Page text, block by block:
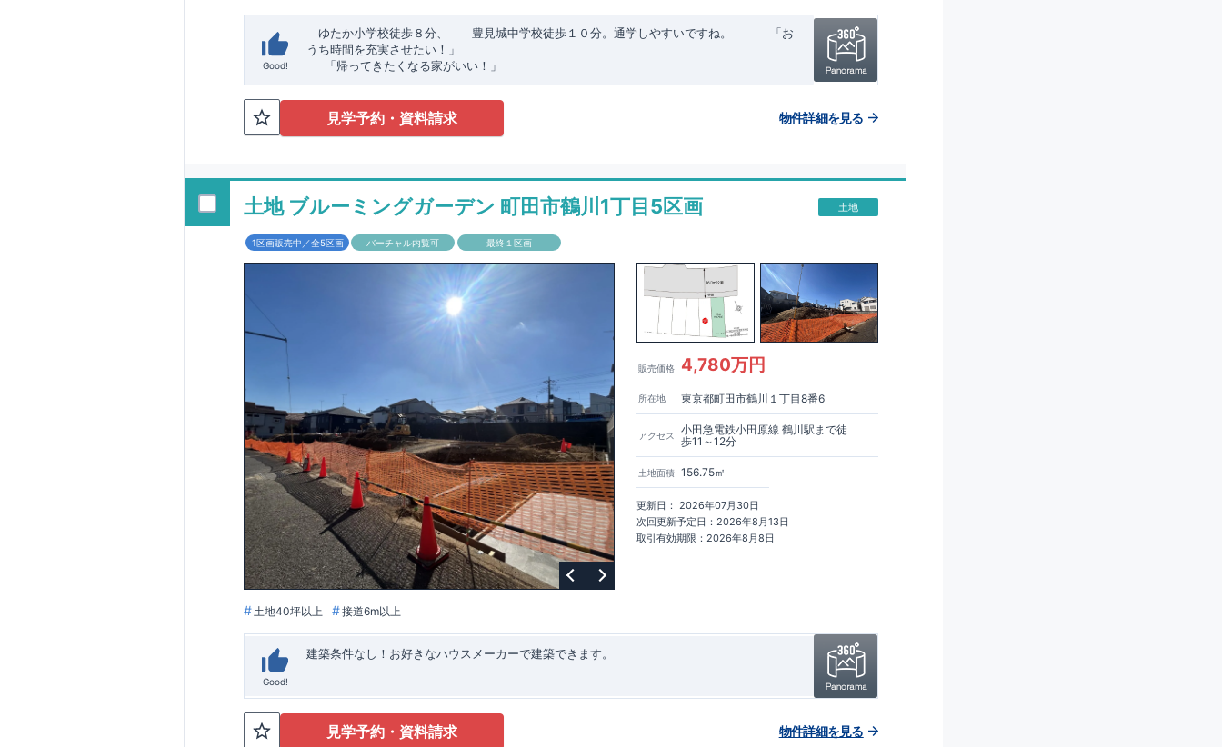
Good!
ゆたか小学校徒歩８分、 豊見城中学校徒歩１０分。通学しやすいですね。
「お
うち時間を充実させたい！」
「帰ってきたくなる家がいい！」
TEL:098-860-2201（火・水曜日定休日、年末年始休み）
配ボックス・玄関電子キー・浴室換気乾燥機・防犯ガラス
■１階廻りの構造材は防腐・防蟻性を確保するため、構造用集成材にヒノキを使用しておりま
す！
■長期優良住宅もっと詳しく 「いい家を作って、きちんと手入れをして、長く大切に使う」
という考え方の下、 国が定めた7つの厳しい技術基準をクリアした物件だけが認定を受けられ
長期優良住宅として認定を受けるためには、国が定めた下記
つの技術基準をクリアする必要
があります。東栄住宅は全棟でクリア！①耐震性②劣化対策③維持管理性④住戸面積⑤省エネ
ルギー性⑥居住環境⑦維持保全管理
そのほかの魅力として、住宅ローン金利優遇、固定資産税の減税、中古市場での売却時にも有
「設計」と「建設」のダブルで
性能を評価されています！図面を第三者機関へ提出します。外部評価委員が建設中に 3回、竣
回の現場検査が行われます。構造の安定、劣化の軽減、維持管理への配慮、温熱環
境・エネルギー消費量（断熱等性能）の必須4分野、空気環境で、最高等級取得！ ■耐震等級
3
もっと詳しく 東栄住宅の建物は、国が定めた耐震最高等級
を取得。建築基準法に定め
られた、｢数百年に一度発生する地震に対して、倒壊、崩壊しない｣という基準から、さらに
1.5倍の耐震力を達成しています。 ■耐風等級2 災害時の損傷の受けにくさを評価されていま
す。建築基準法に定められている暴風による力（500年に1 度）のさらに 1.2倍の暴風に対して
も損傷を生じないことで耐風最高等級2を取得しています。
栄住宅は土地の仕入れ、設計、施工、販売、メンテナンスまで、すべてのプロセスに携わって
います。 ■アフターサポートもっと詳しく 快適に暮らすことができる住宅の品質を長
期にわたり維持するには、定期的な点検を実施することが重要です。 最大 60年間の保証制度
がございます。もちろん、定期点検以外でも万一不具合が発生した際は対応いたします。
当社こだわりの空間アイディアを ショート動画で
ご紹介しています。ここをクリック
見学予約・資料請求 物件詳細を見る
土地 ブルーミングガーデン 町田市鶴川1丁目5区画 土地
1区画販売中／全5区画 バーチャル内覧可 最終１区画
販売価格 4,780万円
所在地 東京都町田市鶴川１丁目8番6
アクセス
小田急電鉄小田原線 鶴川駅まで徒
歩11～12分
土地面積 156.75㎡
更新日： 2026年07月30日
次回更新予定日：2026年8月13日
取引有効期限：2026年8月8日
土地40坪以上 接道6m以上
Good!
建築条件なし！​お好きなハウスメーカーで建築できます。
見学予約・資料請求 物件詳細を見る